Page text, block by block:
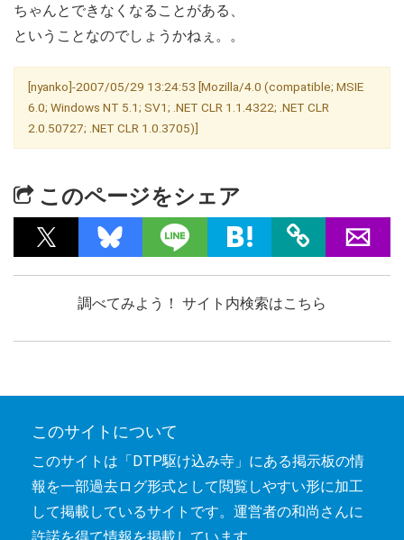
ちゃんとできなくなることがある、
ということなのでしょうかねぇ。。
[nyanko]-2007/05/29 13:24:53 [Mozilla/4.0 (compatible; MSIE
6.0; Windows NT 5.1; SV1; .NET CLR 1.1.4322; .NET CLR
2.0.50727; .NET CLR 1.0.3705)]
このページをシェア
調べてみよう！ サイト内検索はこちら
このサイトについて
このサイトは「DTP駆け込み寺」にある掲示板の情
報を一部過去ログ形式として閲覧しやすい形に加工
して掲載しているサイトです。運営者の和尚さんに